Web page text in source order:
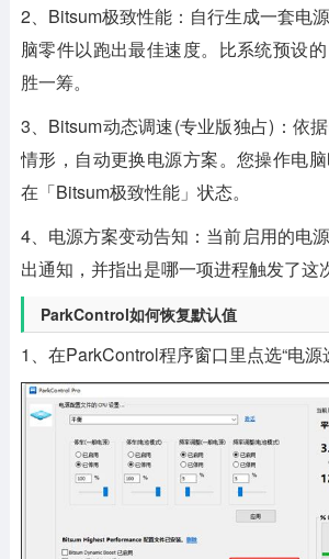
2、Bitsum极致性能：自行生成一套电
脑零件以跑出最佳速度。比系统预设
胜一筹。
3、Bitsum动态调速(专业版独占)：依
情形，自动更换电源方案。您操作电
在「Bitsum极致性能」状态。
4、电源方案变动告知：当前启用的电
出通知，并指出是哪一项进程触发了这
ParkControl如何恢复默认值
1、在ParkControl程序窗口里点选“电源